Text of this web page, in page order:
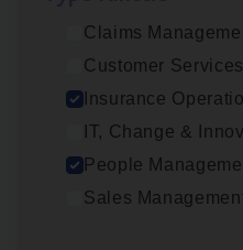
Claims
Customer Services
Insurance
IT, Change &
People
Sales
Dos­sier­be­heer­der
Pro­fit en Public
Insurance Operations
Antwerpen